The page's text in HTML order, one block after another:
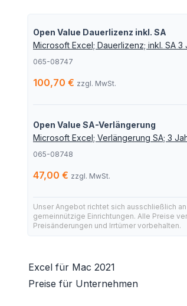
Open Value Dauerlizenz inkl. SA
Microsoft Excel; Dauerlizenz; inkl. SA
065-08747
100,70 € zzgl. MwSt.
Open Value SA-Verlängerung
Microsoft Excel; Verlängerung SA; 3
065-08748
47,00 € zzgl. MwSt.
Unser Angebot richtet sich ausschließlich
gemeinnützige Einrichtungen. Alle Preise
Preisänderungen und Irrtümer vorbehalten.
Excel für Mac 2021
Preise für Unternehmen